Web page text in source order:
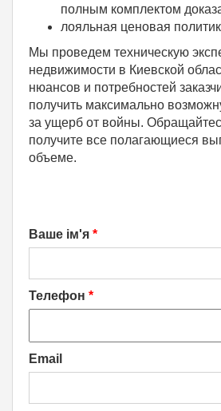
полным комплектом
лояльная ценовая
Мы проведем техническую
недвижимости в Киевской
нюансов и потребностей
получить максимально
за ущерб от войны.
получите все полагающиеся
объеме.
Ваше ім'я *
Телефон *
Email